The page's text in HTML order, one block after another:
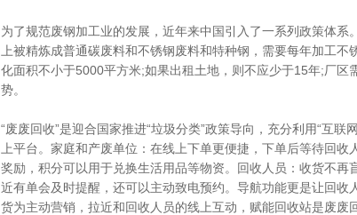
为了规范废钢加工业的发展，近年来中国引入了一系列政策体
上被精炼成普通碳废料和不锈钢废料和特种钢，需要每年加工
化面积不小于5000平方米;如果出租土地，则不应少于15年;厂
势。
“废废回收”是迎合国家推进“垃圾分类”政策导向，充分利用“互
上平台。家庭和产废单位：在线上下单更便捷，下单后等待回
奖励，积分可以用于兑换生活用品等物资。回收人员：收货不
近有单会及时提醒，还可以主动致电预约。导航功能更是让回
货为主动营销，拉近和回收人员的线上互动，赋能回收站是废